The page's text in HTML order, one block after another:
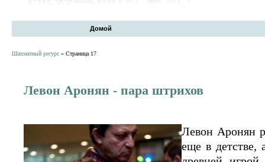
Домой
Шахматный ресурс » Страница 17
Левон Аронян - пара штрихов
Левон Аронян
еще в детстве,